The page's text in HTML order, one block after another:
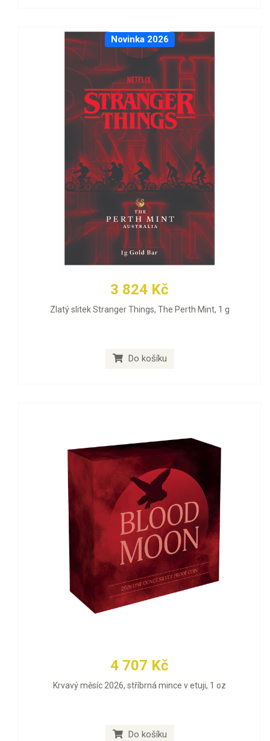
Novinka 2026
3 824 Kč
Zlatý slitek Stranger Things, The Perth Mint, 1 g
Do košíku
4 707 Kč
Krvavý měsíc 2026, stříbrná mince v etuji, 1 oz
Do košíku